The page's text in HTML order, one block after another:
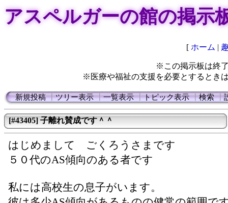
アスペルガーの館の掲示
[ ホーム |
※この掲示板は終
※医療や福祉の支援を必要とするとき
新規投稿┃ツリー表示┃一覧表示┃トピック表示┃検索┃
[#43405] 子離れ賛成です＾＾
はじめまして ごくろうさまです
５０代のAS傾向のある者です
私には高校生の息子がいます。